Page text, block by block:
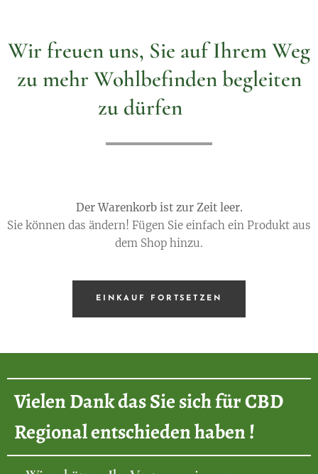
Wir freuen uns, Sie auf Ihrem Weg
zu mehr Wohlbefinden begleiten
zu dürfen 🌿
Der Warenkorb ist zur Zeit leer.
Sie können das ändern! Fügen Sie einfach ein Produkt aus
dem Shop hinzu.
EINKAUF FORTSETZEN
Vielen Dank das Sie sich für CBD
Regional entschieden haben !